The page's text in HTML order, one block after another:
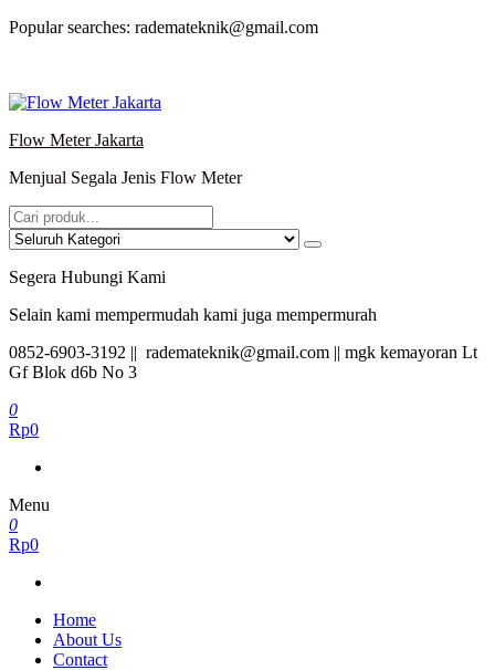
Lompat
Popular searches: rademateknik@gmail.com
Flow Meter Jakarta
Menjual Segala Jenis Flow Meter
Segera Hubungi Kami
Selain kami mempermudah kami juga mempermurah
0852-6903-3192 || rademateknik@gmail.com || mgk kemayoran Lt
Gf Blok d6b No 3
0
Rp0
Menu
0
Rp0
Home
About Us
Contact